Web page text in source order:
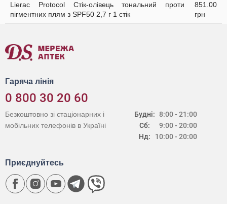
Lierac Protocol Стік-олівець тональний проти
пігментних плям з SPF50 2,7 г 1 стік
851.00
грн
Гаряча лінія
0 800 30 20 60
Будні:
Сб:
Нд:
8:00 - 21:00
9:00 - 20:00
10:00 - 20:00
Безкоштовно зі стаціонарних і
мобільних телефонів в Україні
Приєднуйтесь